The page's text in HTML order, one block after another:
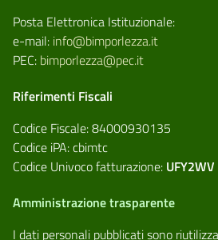
Posta Elettronica Istituzionale:
e-mail: info@bimporlezza.it
PEC: bimporlezza@pec.it
Riferimenti Fiscali
Codice Fiscale: 84000930135
Codice iPA: cbimtc
Codice Univoco fatturazione: UFY2WV
Amministrazione trasparente
I dati personali pubblicati sono